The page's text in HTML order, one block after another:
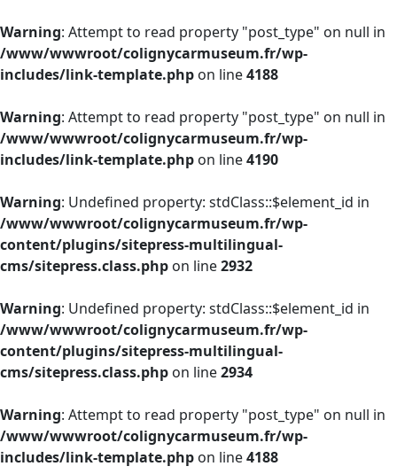
Warning: Attempt to read property "post_type" on null in
/www/wwwroot/colignycarmuseum.fr/wp-
includes/link-template.php on line4188
Warning: Attempt to read property "post_type" on null in
/www/wwwroot/colignycarmuseum.fr/wp-
includes/link-template.php on line4190
Warning: Undefined property: stdClass::$element_id in
/www/wwwroot/colignycarmuseum.fr/wp-
content/plugins/sitepress-multilingual-
cms/sitepress.class.php on line2932
Warning: Undefined property: stdClass::$element_id in
/www/wwwroot/colignycarmuseum.fr/wp-
content/plugins/sitepress-multilingual-
cms/sitepress.class.php on line2934
Warning: Attempt to read property "post_type" on null in
/www/wwwroot/colignycarmuseum.fr/wp-
includes/link-template.php on line4188